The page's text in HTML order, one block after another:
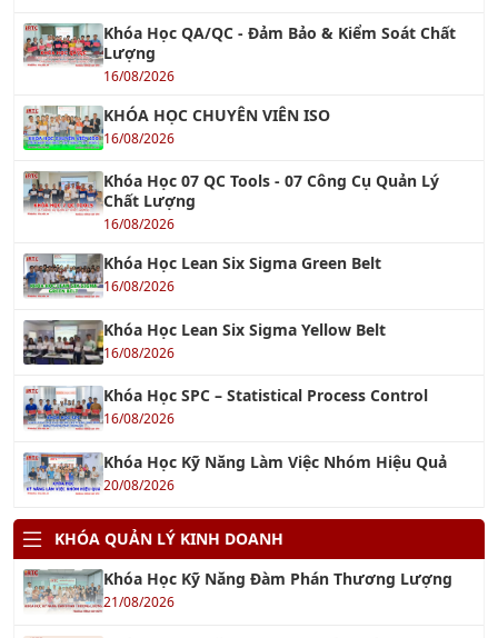
Khóa Học QA/QC - Đảm Bảo & Kiểm Soát Chất
Lượng
16/08/2026
KHÓA HỌC CHUYÊN VIÊN ISO
16/08/2026
Khóa Học 07 QC Tools - 07 Công Cụ Quản Lý
Chất Lượng
16/08/2026
Khóa Học Lean Six Sigma Green Belt
16/08/2026
Khóa Học Lean Six Sigma Yellow Belt
16/08/2026
Khóa Học SPC – Statistical Process Control
16/08/2026
Khóa Học Kỹ Năng Làm Việc Nhóm Hiệu Quả
20/08/2026
KHÓA QUẢN LÝ KINH DOANH
Khóa Học Kỹ Năng Đàm Phán Thương Lượng
21/08/2026